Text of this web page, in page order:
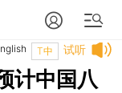
试听
T中
计中国八